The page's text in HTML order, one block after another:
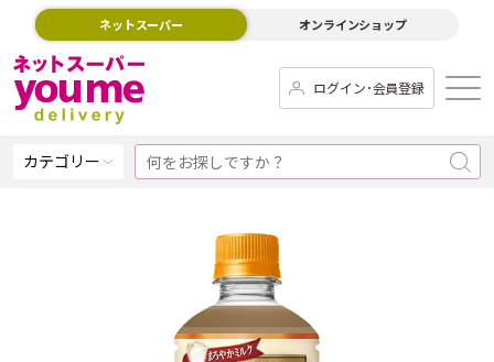
ネットスーパー オンラインショップ
ログイン･会員登録
カテゴリー